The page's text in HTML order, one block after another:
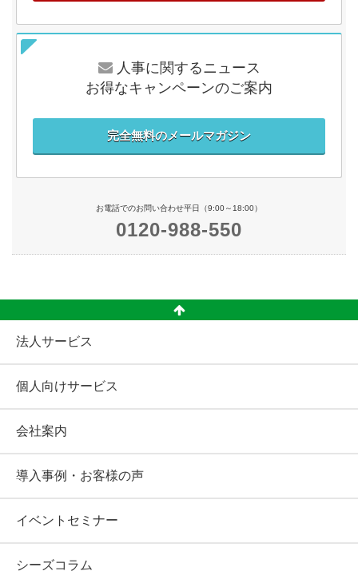
人事に関するニュース
お得なキャンペーンのご案内
完全無料のメールマガジン
お電話でのお問い合わせ平日（9:00～18:00）
0120-988-550
法人サービス
個人向けサービス
会社案内
導入事例・お客様の声
イベントセミナー
シーズコラム